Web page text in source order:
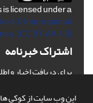
این وب سایت از کوکی ها
licensed under a
4.0 International
(CC BY-AA 4.0)
اشتراک خبرنامه
برای دریافت اخبار و